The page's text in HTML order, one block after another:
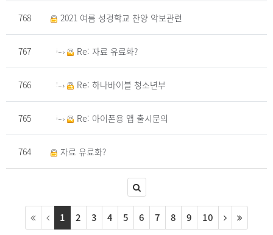
768 2021 여름 성경학교 찬양 악보관련
767 Re: 자료 유료화?
766 Re: 하나바이블 청소년부
765 Re: 아이폰용 앱 출시문의
764 자료 유료화?
1 2 3 4 5 6 7 8 9 10